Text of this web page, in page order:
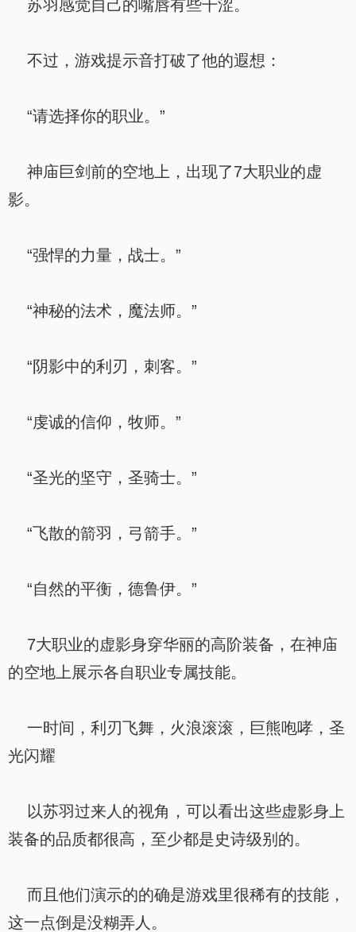
苏羽感觉自己的嘴唇有些干涩。
不过，游戏提示音打破了他的遐想：
“请选择你的职业。”
神庙巨剑前的空地上，出现了7大职业的虚
影。
“强悍的力量，战士。”
“神秘的法术，魔法师。”
“阴影中的利刃，刺客。”
“虔诚的信仰，牧师。”
“圣光的坚守，圣骑士。”
“飞散的箭羽，弓箭手。”
“自然的平衡，德鲁伊。”
7大职业的虚影身穿华丽的高阶装备，在神庙
的空地上展示各自职业专属技能。
一时间，利刃飞舞，火浪滚滚，巨熊咆哮，圣
光闪耀
以苏羽过来人的视角，可以看出这些虚影身上
装备的品质都很高，至少都是史诗级别的。
而且他们演示的的确是游戏里很稀有的技能，
这一点倒是没糊弄人。